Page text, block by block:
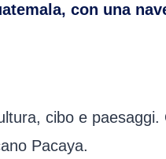
con una
cibo e
Pacaya.